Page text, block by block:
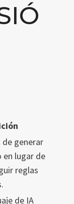
de generar
en lugar de
reglas
de IA